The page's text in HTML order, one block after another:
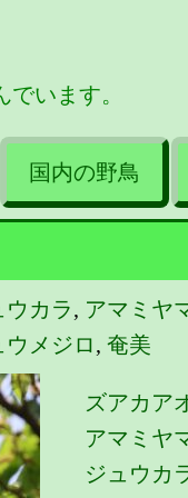
います。
国内の野鳥
カラ, アマミヤ
ウメジロ, 奄美
ズアカア
アマミヤ
ジュウカ